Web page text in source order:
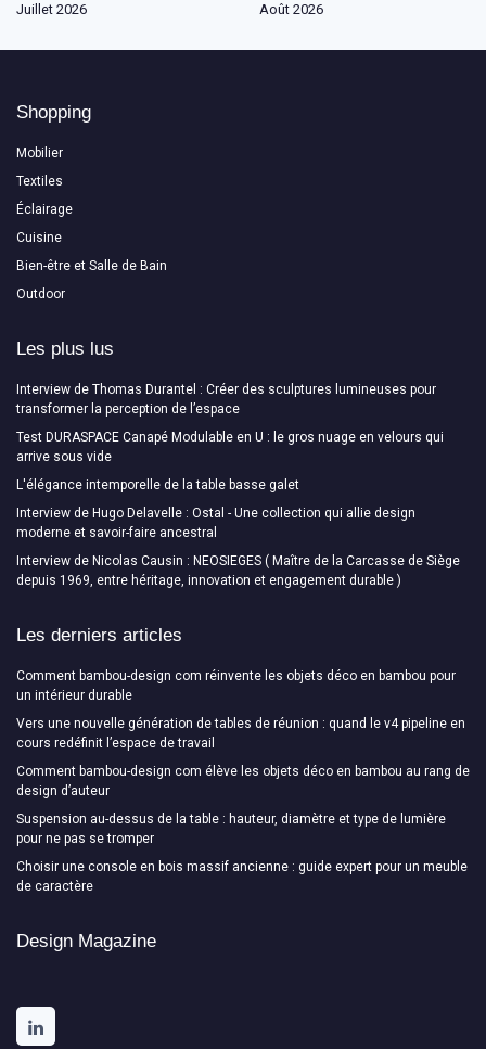
Juillet 2026
Août 2026
Shopping
Mobilier
Textiles
Éclairage
Cuisine
Bien-être et Salle de Bain
Outdoor
Les plus lus
Interview de Thomas Durantel : Créer des sculptures lumineuses pour
transformer la perception de l’espace
Test DURASPACE Canapé Modulable en U : le gros nuage en velours qui
arrive sous vide
L'élégance intemporelle de la table basse galet
Interview de Hugo Delavelle : Ostal - Une collection qui allie design
moderne et savoir-faire ancestral
Interview de Nicolas Causin : NEOSIEGES ( Maître de la Carcasse de Siège
depuis 1969, entre héritage, innovation et engagement durable )
Les derniers articles
Comment bambou-design com réinvente les objets déco en bambou pour
un intérieur durable
Vers une nouvelle génération de tables de réunion : quand le v4 pipeline en
cours redéfinit l’espace de travail
Comment bambou-design com élève les objets déco en bambou au rang de
design d’auteur
Suspension au-dessus de la table : hauteur, diamètre et type de lumière
pour ne pas se tromper
Choisir une console en bois massif ancienne : guide expert pour un meuble
de caractère
Design Magazine